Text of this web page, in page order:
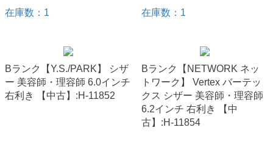
在庫数：1
在庫数：1
Bランク【Y.S./PARK】 シザ
ー 美容師・理容師 6.0インチ
右利き 【中古】:H-11852
Bランク【NETWORK ネッ
トワーク】 Vertex バーテッ
クス シザー 美容師・理容師
6.2インチ 右利き 【中
古】:H-11854